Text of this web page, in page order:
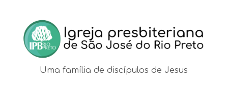
Uma família de discípulos de Jesus